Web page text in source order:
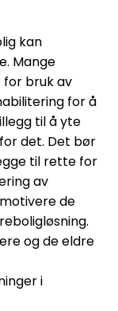
kan
Mange
for bruk av
for å
til å yte
det. Det bør
til rette for
av
de
og de eldre
i